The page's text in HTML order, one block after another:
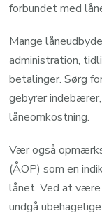
forbundet med
Mange
administration,
betalinger. Sørg
gebyrer
låneomkostning.
Vær også
(ÅOP) som en
lånet. Ved at
undgå